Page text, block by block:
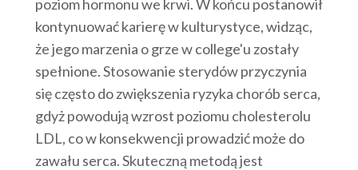
poziom hormonu we krwi. W końcu postanowił
kontynuować karierę w kulturystyce, widząc,
że jego marzenia o grze w college'u zostały
spełnione. Stosowanie sterydów przyczynia
się często do zwiększenia ryzyka chorób serca,
gdyż powodują wzrost poziomu cholesterolu
LDL, co w konsekwencji prowadzić może do
zawału serca. Skuteczną metodą jest